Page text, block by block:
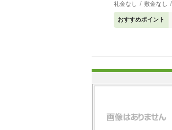
礼金なし 敷金なし
おすすめポイント